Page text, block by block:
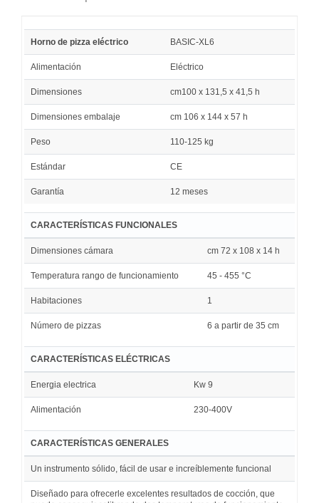
Horno de pizza eléctrico BASIC-XL6
Alimentación Eléctrico
Dimensiones cm100 x 131,5 x 41,5 h
Dimensiones embalaje cm 106 x 144 x 57 h
Peso 110-125 kg
Estándar CE
Garantía 12 meses
CARACTERÍSTICAS FUNCIONALES
Dimensiones cámara cm 72 x 108 x 14 h
Temperatura rango de funcionamiento 45 - 455 °C
Habitaciones 1
Número de pizzas 6 a partir de 35 cm
CARACTERÍSTICAS ELÉCTRICAS
Energia electrica Kw 9
Alimentación 230-400V
CARACTERÍSTICAS GENERALES
Un instrumento sólido, fácil de usar e increíblemente funcional
Diseñado para ofrecerle excelentes resultados de cocción, que